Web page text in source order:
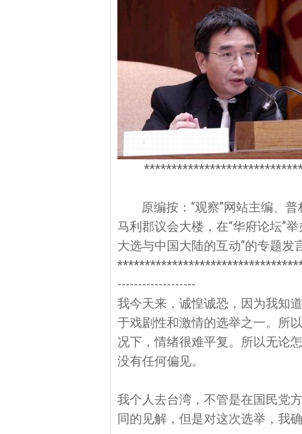
原编按：“观察”网站主编、
马利郡议会大楼，在“华府论坛”
大选与中国大陆的互动”的专题发
-------------------
我今天来，诚惶诚恐，因为我知
于戏剧性和激情的选举之一。所
况下，情绪很难平复。所以无论
没有任何偏见。
我个人去台湾，不管是在国民党
同的见解，但是对这次选举，我